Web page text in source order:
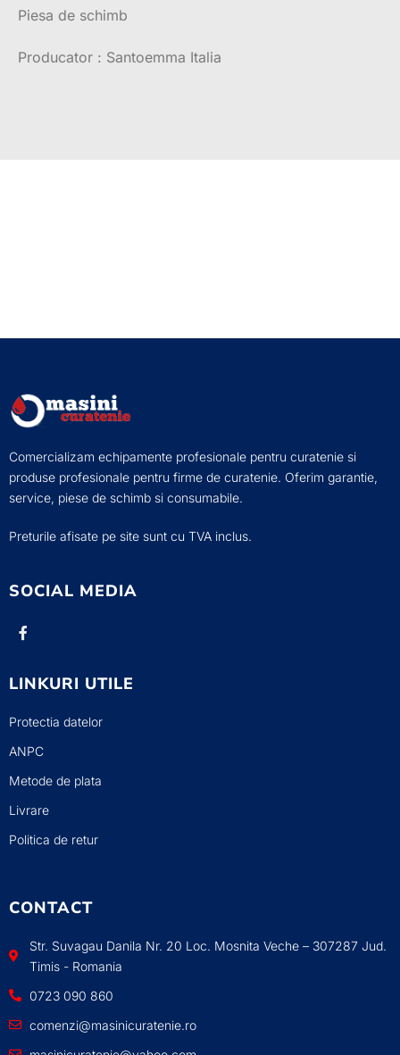
Piesa de schimb
Producator : Santoemma Italia
Comercializam echipamente profesionale pentru curatenie si
produse profesionale pentru firme de curatenie. Oferim garantie,
service, piese de schimb si consumabile.
Preturile afisate pe site sunt cu TVA inclus.
SOCIAL MEDIA
LINKURI UTILE
Protectia datelor
ANPC
Metode de plata
Livrare
Politica de retur
CONTACT
Str. Suvagau Danila Nr. 20 Loc. Mosnita Veche – 307287 Jud.
Timis - Romania
0723 090 860
comenzi@masinicuratenie.ro